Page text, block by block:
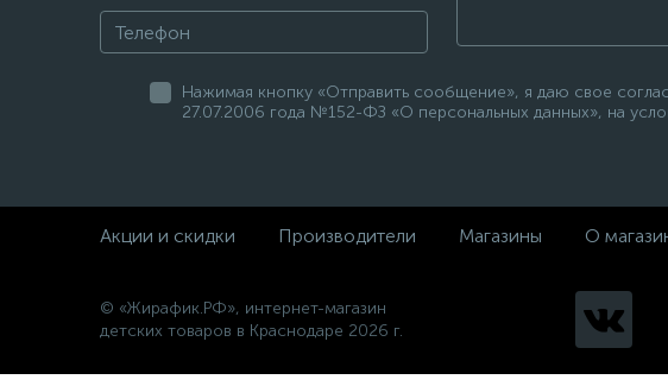
Нажимая кнопку «Отправить сообщение», я даю свое
27.07.2006 года №152-ФЗ «О персональных данных», на
Акции и скидки Производители Магазины О
© «Жирафик.РФ», интернет-магазин
детских товаров в Краснодаре 2026 г.